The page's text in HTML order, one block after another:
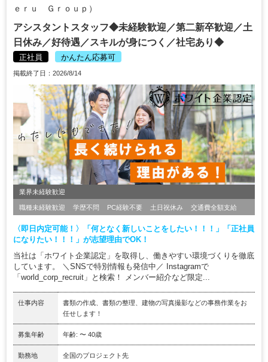
ｅｒｕ Ｇｒｏｕｐ）
アシスタントスタッフ◆未経験歓迎／第二新卒歓迎／土
日休み／好待遇／スキルが身につく／社宅あり◆
正社員 かんたん応募可
掲載終了日：2026/8/14
業界未経験歓迎
職種未経験歓迎 学歴不問 PC経験不要 土日祝休み 交通費全額支給
〈即日内定可能！〉「何となく新しいことをしたい！！！」「正社員
になりたい！！！」が志望理由でOK！
当社は「ホワイト企業認定」を取得し、働きやすい環境づくりを徹底
しています。 ＼SNSで特別情報も発信中／ Instagramで
「world_corp_recruit」と検索！ メンバー紹介など限定...
仕事内容
書類の作成、書類の整理、建物の写真撮影などの事務作業をお
任せします！
募集年齢 年齢: 〜 40歳
勤務地 全国のプロジェクト先